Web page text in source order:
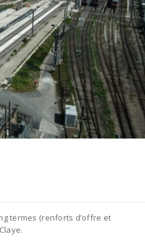
termes (renforts d’offre et